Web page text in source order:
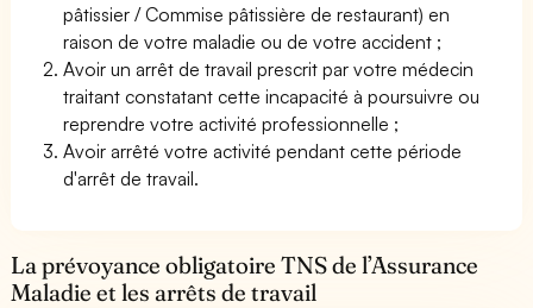
pâtissier / Commise pâtissière de restaurant) en
raison de votre maladie ou de votre accident ;
Avoir un arrêt de travail prescrit par votre médecin
traitant constatant cette incapacité à poursuivre ou
reprendre votre activité professionnelle ;
Avoir arrêté votre activité pendant cette période
d'arrêt de travail.
La prévoyance obligatoire TNS de l’Assurance
Maladie et les arrêts de travail